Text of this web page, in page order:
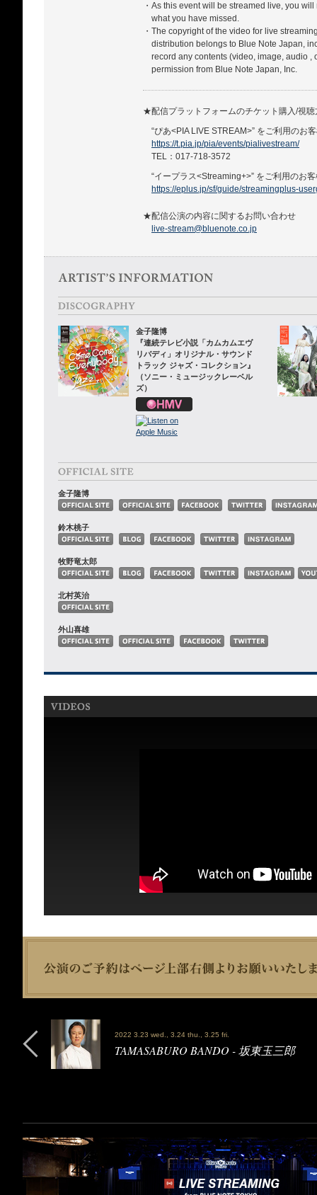
・As this event will be streamed live, you
what you have missed.
・The copyright of the video for live
distribution belongs to Blue Note Japan,
record any contents (video, image, audio
permission from Blue Note Japan, Inc.
★配信プラットフォームのチケット購入/視
“ぴあ<PIA LIVE STREAM>” をご利用のお
https://t.pia.jp/pia/events/pialivestream/
TEL：017-718-3572
“イープラス<Streaming+>” をご利用のお
https://eplus.jp/sf/guide/streamingplus-
★配信公演の内容に関するお問い合わせ
live-stream@bluenote.co.jp
金子隆博
『連続テレビ小説「カムカムエヴ
リバディ」オリジナル・サウンド
トラック ジャズ・コレクション』
（ソニー・ミュージックレーベル
ズ）
金子隆博
鈴木桃子
牧野竜太郎
北村英治
外山喜雄
2022 3.23 wed., 3.24 thu., 3.25 fri.
TAMASABURO BANDO - 坂東玉三郎